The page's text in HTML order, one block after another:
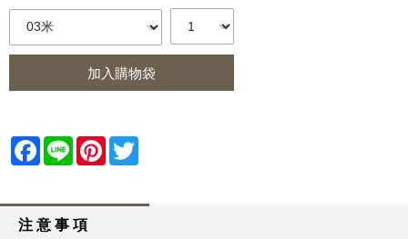
加入購物袋
Facebook
Line Pinterest
注 意 事 項